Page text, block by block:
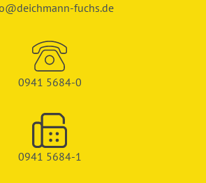
fuchs.de
0941 5684-0
0941 5684-1